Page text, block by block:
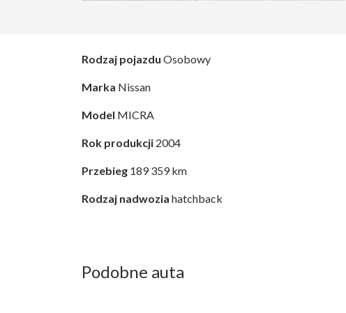
Rodzaj pojazdu Osobowy
Marka Nissan
Model MICRA
Rok produkcji 2004
Przebieg 189 359 km
Rodzaj nadwozia hatchback
Podobne auta